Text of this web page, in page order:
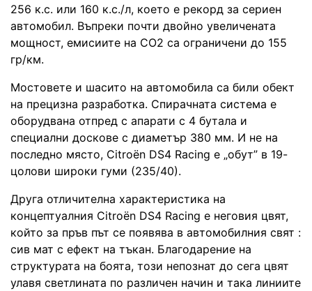
256 к.с. или 160 к.с./л, което е рекорд за сериен
автомобил. Въпреки почти двойно увеличената
мощност, емисиите на CO2 са ограничени до 155
гр/км.
Мостовете и шасито на автомобила са били обект
на прецизна разработка. Спирачната система е
оборудвана отпред с апарати с 4 бутала и
специални доскове с диаметър 380 мм. И не на
последно място, Citroën DS4 Racing е „обут” в 19-
цолови широки гуми (235/40).
Друга отличителна характеристика на
концептуалния Citroën DS4 Racing е неговия цвят,
който за пръв път се появява в автомобилния свят :
сив мат с ефект на тъкан. Благодарение на
структурата на боята, този непознат до сега цвят
улавя светлината по различен начин и така линиите